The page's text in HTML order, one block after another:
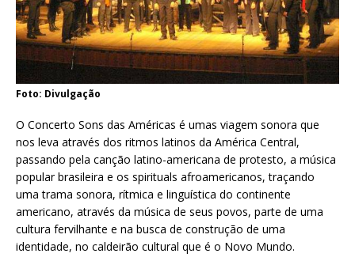
Foto: Divulgação
O Concerto Sons das Américas é umas viagem sonora que
nos leva através dos ritmos latinos da América Central,
passando pela canção latino-americana de protesto, a música
popular brasileira e os spirituals afroamericanos, traçando
uma trama sonora, rítmica e linguística do continente
americano, através da música de seus povos, parte de uma
cultura fervilhante e na busca de construção de uma
identidade, no caldeirão cultural que é o Novo Mundo.